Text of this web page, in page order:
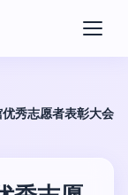
秀志愿者表彰大会